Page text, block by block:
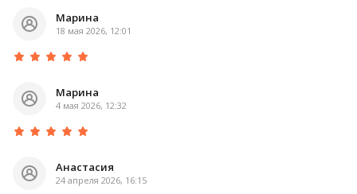
Марина
18 мая 2026, 12:01
Марина
4 мая 2026, 12:32
Анастасия
24 апреля 2026, 16:15